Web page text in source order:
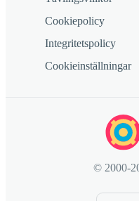
Cookiepolicy
Integritetspolicy
Cookieinställningar
© 2000-